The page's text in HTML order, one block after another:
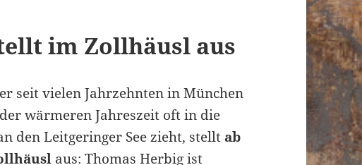
im Zollhäusl aus
seit vielen Jahrzehnten in München
wärmeren Jahreszeit oft in die
den Leitgeringer See zieht, stellt ab
aus: Thomas Herbig ist